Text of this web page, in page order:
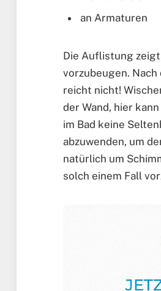
an Armaturen
Die Auflistung
vorzubeugen.
reicht nicht!
der Wand, hier
im Bad keine
abzuwenden, um
natürlich um
solch einem Fall